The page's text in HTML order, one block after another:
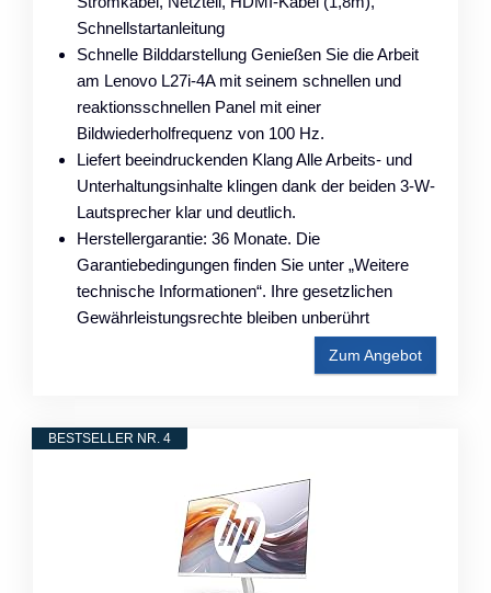
Schnellstartanleitung
Schnelle Bilddarstellung Genießen Sie die Arbeit
am Lenovo L27i-4A mit seinem schnellen und
reaktionsschnellen Panel mit einer
Bildwiederholfrequenz von 100 Hz.
Liefert beeindruckenden Klang Alle Arbeits- und
Unterhaltungsinhalte klingen dank der beiden 3-W-
Lautsprecher klar und deutlich.
Herstellergarantie: 36 Monate. Die
Garantiebedingungen finden Sie unter „Weitere
technische Informationen“. Ihre gesetzlichen
Gewährleistungsrechte bleiben unberührt
Zum Angebot
BESTSELLER NR. 4